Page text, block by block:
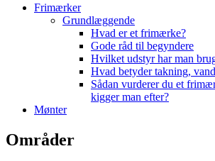
Frimærker
Grundlæggende
Hvad er et frimærke?
Gode råd til begyndere
Hvilket udstyr har man
Hvad betyder takning,
Sådan vurderer du et
kigger man efter?
Mønter
Områder